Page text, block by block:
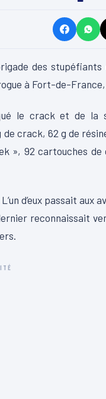
des
à Fort-de-France,
le crack et de la
de crack, 62 g de
», 92 cartouches
L’un d’eux passait
reconnaissait